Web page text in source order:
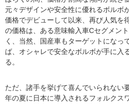
元々デザインや安全性に優れるボルボ
価格でデビューして以来、再び人気を
の価格は、ある意味輸入車Cセグメン
く、当然、国産車もターゲットになっ
ば、オシャレで安全なボルボが手に入
る。
ただ、諸手を挙げて喜んでいられない
年の夏に日本に導入されるフォルクス